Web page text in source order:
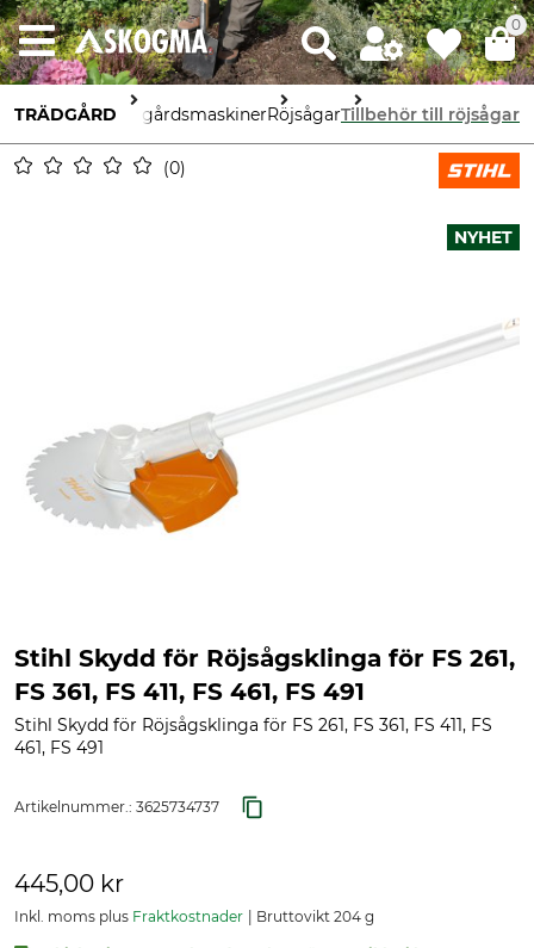
0
TRÄDGÅRDTrädgårdsmaskinerRöjsågarTillbehör till röjsågar
0
NYHET
Stihl Skydd för Röjsågsklinga för FS 261,
FS 361, FS 411, FS 461, FS 491
Stihl Skydd för Röjsågsklinga för FS 261, FS 361, FS 411, FS
461, FS 491
Artikelnummer.: 3625734737
445,00 kr
Inkl. moms plus Fraktkostnader Bruttovikt 204 g